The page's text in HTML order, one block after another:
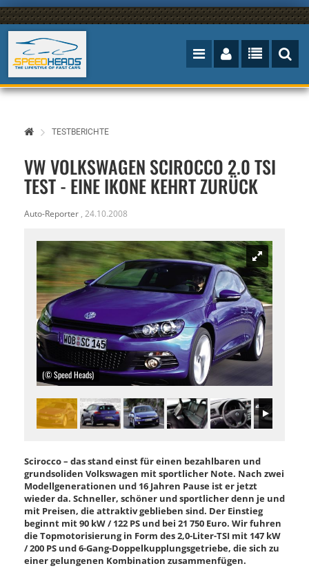
TESTBERICHTE
VW VOLKSWAGEN SCIROCCO 2.0 TSI
TEST - EINE IKONE KEHRT ZURÜCK
Auto-Reporter , 24.10.2008
(© Speed Heads)
Scirocco – das stand einst für einen bezahlbaren und
grundsoliden Volkswagen mit sportlicher Note. Nach zwei
Modellgenerationen und 16 Jahren Pause ist er jetzt
wieder da. Schneller, schöner und sportlicher denn je und
mit Preisen, die attraktiv geblieben sind. Der Einstieg
beginnt mit 90 kW / 122 PS und bei 21 750 Euro. Wir fuhren
die Topmotorisierung in Form des 2,0-Liter-TSI mit 147 kW
/ 200 PS und 6-Gang-Doppelkupplungsgetriebe, die sich zu
einer gelungenen Kombination zusammenfügen.